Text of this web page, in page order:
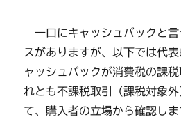
一口にキャッシュバックと言
スがありますが、以下では代
ャッシュバックが消費税の課
れとも不課税取引（課税対象
て、購入者の立場から確認しま